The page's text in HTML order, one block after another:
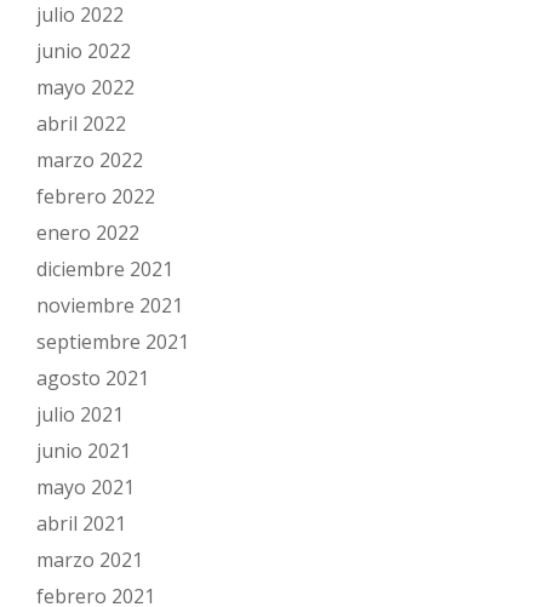
julio 2022
junio 2022
mayo 2022
abril 2022
marzo 2022
febrero 2022
enero 2022
diciembre 2021
noviembre 2021
septiembre 2021
agosto 2021
julio 2021
junio 2021
mayo 2021
abril 2021
marzo 2021
febrero 2021